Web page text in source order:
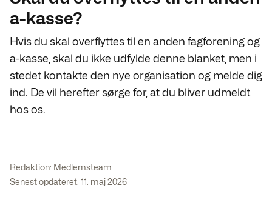
a-kasse?
Hvis du skal overflyttes til en anden fagforening og
a-kasse, skal du ikke udfylde denne blanket, men i
stedet kontakte den nye organisation og melde dig
ind. De vil herefter sørge for, at du bliver udmeldt
hos os.
Redaktion: Medlemsteam
Senest opdateret: 11. maj 2026